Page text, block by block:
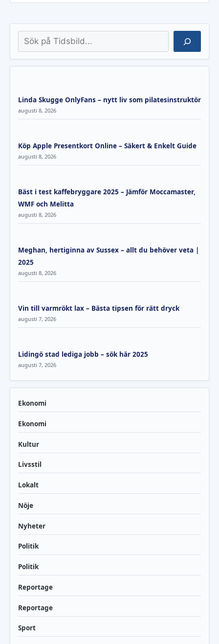
Sök
Linda Skugge OnlyFans – nytt liv som pilatesinstruktör
augusti 8, 2026
Köp Apple Presentkort Online – Säkert & Enkelt Guide
augusti 8, 2026
Bäst i test kaffebryggare 2025 – Jämför Moccamaster,
WMF och Melitta
augusti 8, 2026
Meghan, hertiginna av Sussex – allt du behöver veta |
2025
augusti 8, 2026
Vin till varmrökt lax – Bästa tipsen för rätt dryck
augusti 7, 2026
Lidingö stad lediga jobb – sök här 2025
augusti 7, 2026
Ekonomi
Ekonomi
Kultur
Livsstil
Lokalt
Nöje
Nyheter
Politik
Politik
Reportage
Reportage
Sport